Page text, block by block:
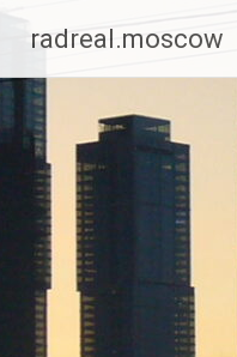
содержимому
radreal.moscow